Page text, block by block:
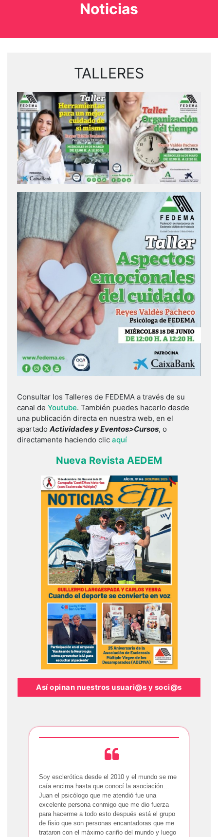
Noticias
TALLERES
Consultar los Talleres de FEDEMA a través de su
canal de Youtube. También puedes hacerlo desde
una publicación directa en nuestra web, en el
apartado Actividades y Eventos>Cursos, o
directamente haciendo clic aquí
Nueva Revista AEDEM
Así opinan nuestros usuari@s y soci@s
Soy esclerótica desde el 2010 y el mundo se me
caía encima hasta que conocí la asociación…
Juan el psicólogo que me atendió fue una
excelente persona conmigo que me dio fuerza
para hacerme a todo esto después está el grupo
de fisio que son personas encantadoras que me
trataron con el máximo cariño del mundo y luego